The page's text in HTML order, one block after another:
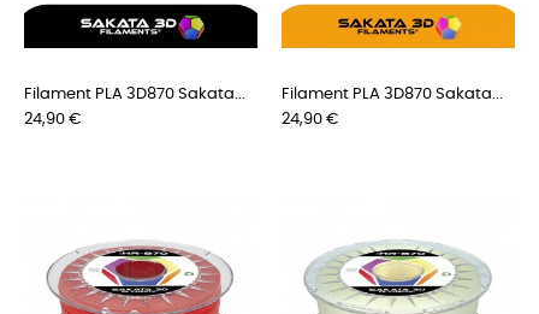
Filament PLA 3D870 Sakata...
Preis
24,90 €
Filament PLA 3D870 Sakata...
Preis
24,90 €